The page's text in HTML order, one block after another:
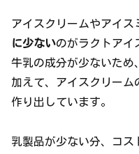
アイスクリームやアイス
に少ないのがラクトアイ
牛乳の成分が少ないため
加えて、アイスクリーム
作り出しています。
乳製品が少ない分、コ